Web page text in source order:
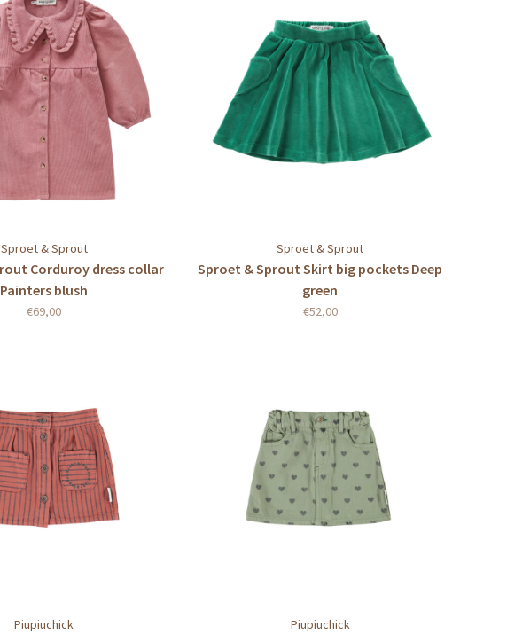
Sproet & Sprout
Corduroy dress collar
Painters blush
€69,00
Sproet & Sprout
Sproet & Sprout Skirt big pockets Deep
green
€52,00
Piupiuchick Piupiuchick